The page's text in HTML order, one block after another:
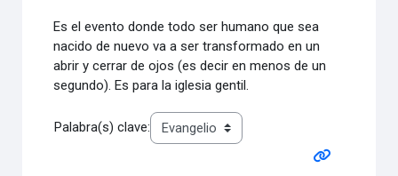
Es el evento donde todo ser humano que sea
nacido de nuevo va a ser transformado en un
abrir y cerrar de ojos (es decir en menos de un
segundo). Es para la iglesia gentil.
Palabra(s) clave: